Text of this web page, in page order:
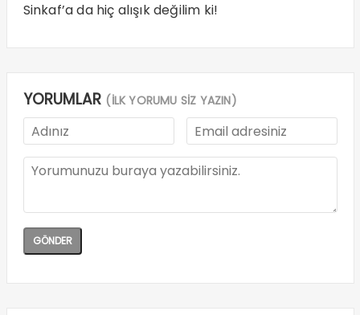
Sinkaf’a da hiç alışık değilim ki!
YORUMLAR (İLK YORUMU SİZ YAZIN)